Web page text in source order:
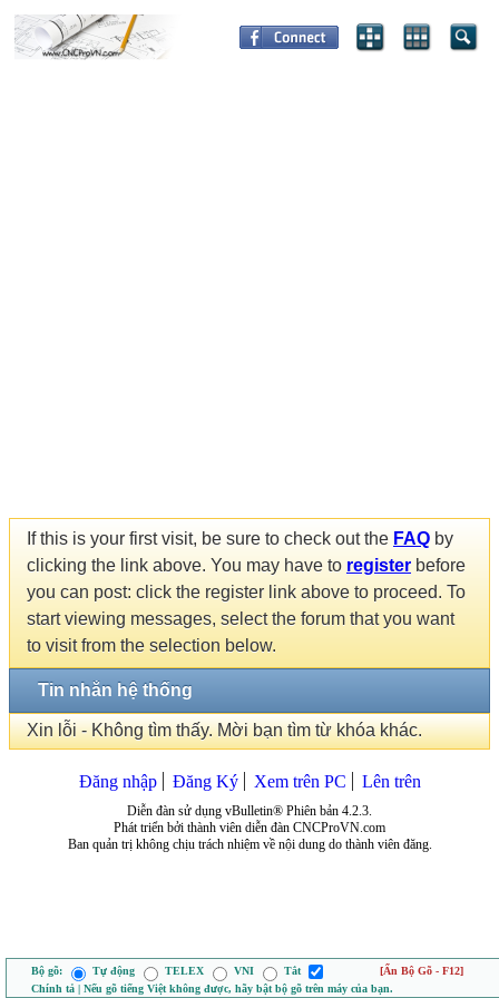
If this is your first visit, be sure to check out the FAQ by
clicking the link above. You may have to register before
you can post: click the register link above to proceed. To
start viewing messages, select the forum that you want
to visit from the selection below.
Tin nhắn hệ thống
Xin lỗi - Không tìm thấy. Mời bạn tìm từ khóa khác.
Đăng nhập Đăng Ký Xem trên PC Lên trên
Diễn đàn sử dụng vBulletin® Phiên bản 4.2.3.
Phát triển bởi thành viên diễn đàn CNCProVN.com
Ban quản trị không chịu trách nhiệm về nội dung do thành viên đăng.
Bộ gõ: Tự động TELEX VNI Tắt
[Ẩn Bộ Gõ - F12]
Chính tả | Nếu gõ tiếng Việt không được, hãy bật bộ gõ trên máy của bạn.